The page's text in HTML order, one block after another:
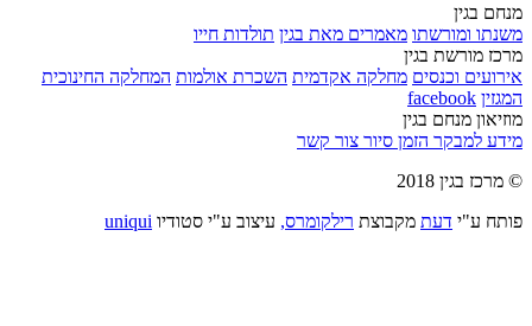
מנחם בגין
משנתו ומורשתו מאמרים מאת בגין תולדות חייו
מרכז מורשת בגין
אירועים וכנסים מחלקה אקדמית השכרת אולמות המחלקה החינוכית
המגזין facebook
מוזיאון מנחם בגין
מידע למבקר הזמן סיור צור קשר
© מרכז בגין 2018
פותח ע"י דעת מקבוצת רילקומרס, עיצוב ע"י סטודיו uniqui